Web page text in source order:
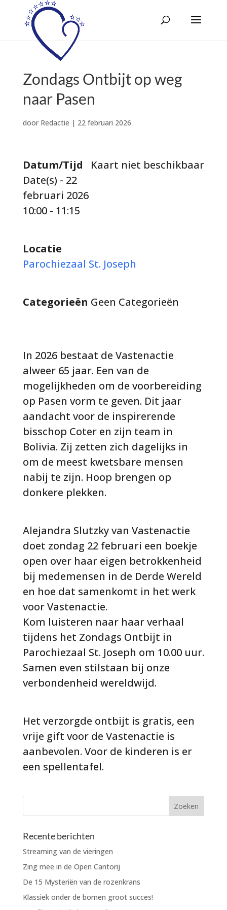
Zondags Ontbijt op weg
naar Pasen
door Redactie | 22 februari 2026
Kaart niet beschikbaar
Datum/Tijd
Date(s) - 22
februari 2026
10:00 - 11:15
Locatie
Parochiezaal St. Joseph
Categorieën Geen Categorieën
In 2026 bestaat de Vastenactie
alweer 65 jaar. Een van de
mogelijkheden om de voorbereiding
op Pasen vorm te geven. Dit jaar
aandacht voor de inspirerende
bisschop Coter en zijn team in
Bolivia. Zij zetten zich dagelijks in
om de meest kwetsbare mensen
nabij te zijn. Hoop brengen op
donkere plekken.
Alejandra Slutzky van Vastenactie
doet zondag 22 februari een boekje
open over haar eigen betrokkenheid
bij medemensen in de Derde Wereld
en hoe dat samenkomt in het werk
voor Vastenactie.
Kom luisteren naar haar verhaal
tijdens het Zondags Ontbijt in
Parochiezaal St. Joseph om 10.00 uur.
Samen even stilstaan bij onze
verbondenheid wereldwijd.
Het verzorgde ontbijt is gratis, een
vrije gift voor de Vastenactie is
aanbevolen. Voor de kinderen is er
een spellentafel.
Recente berichten
Streaming van de vieringen
Zing mee in de Open Cantorij
De 15 Mysteriën van de rozenkrans
Klassiek onder de bomen groot succes!